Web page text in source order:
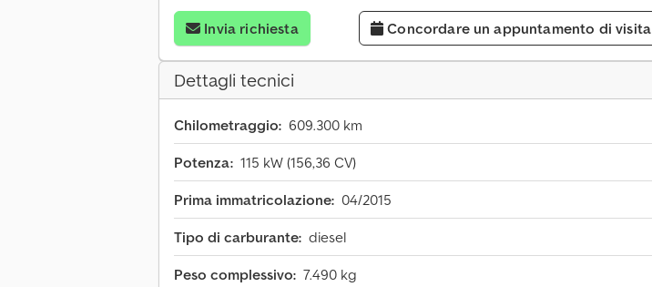
Invia richiesta Concordare un appuntamento di visita
Dettagli tecnici
Chilometraggio: 609.300 km
Potenza: 115 kW (156,36 CV)
Prima immatricolazione: 04/2015
Tipo di carburante: diesel
Peso complessivo: 7.490 kg